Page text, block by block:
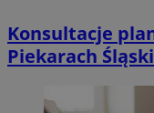
Konsultacje
Piekarach